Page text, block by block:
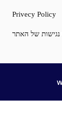
Privecy Policy
של האתר